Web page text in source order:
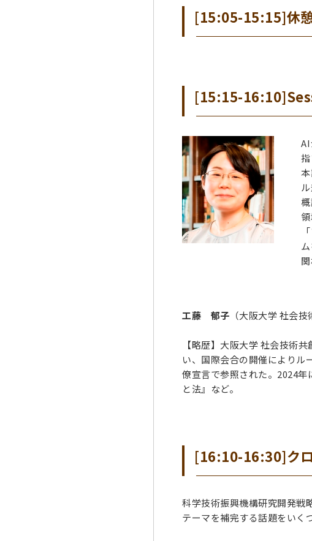
[15:05-15:15]休
[15:15-
工藤 郁子 （大阪大学 社会
【略歴】大阪大学 社会技術
い、国際会合の開催によりル
僚宣言で参照された。2024
と法』など。
[16:10-16:30]ク
科学技術振興機構研究開発戦
テーマを補完する話題をいく